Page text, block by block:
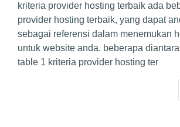
kriteria provider hosting terbaik ada
provider hosting terbaik, yang dapat
sebagai referensi dalam menemukan
untuk website anda. beberapa
table 1 kriteria provider hosting ter